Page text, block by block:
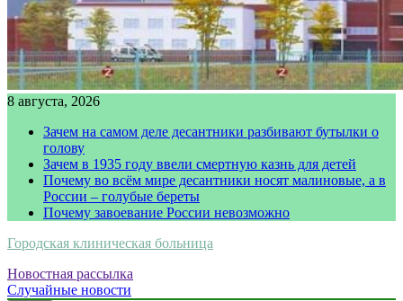
8 августа, 2026
Зачем на самом деле десантники разбивают бутылки о
голову
Зачем в 1935 году ввели смертную казнь для детей
Почему во всём мире десантники носят малиновые, а в
России – голубые береты
Почему завоевание России невозможно
Городская клиническая больница
Новостная рассылка
Случайные новости